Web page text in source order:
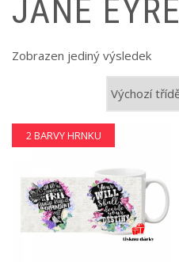
JANE EYRE
Zobrazen jediný výsledek
2 BARVY HRNKU